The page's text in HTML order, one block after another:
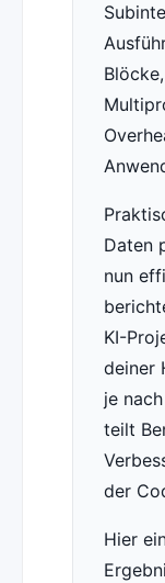
Daten
nun
KI-
deiner
je
teilt
der
Hier